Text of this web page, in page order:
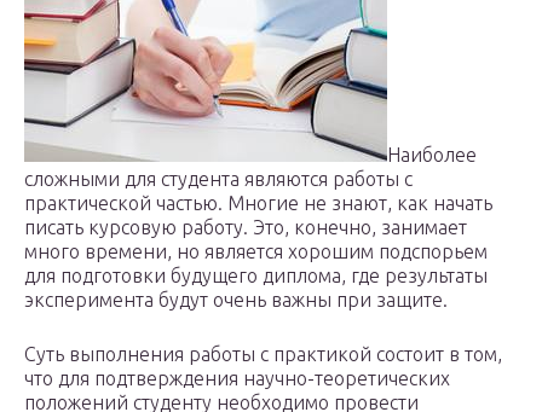
Наиболее
сложными для студента являются работы с
практической частью. Многие не знают, как начать
писать курсовую работу. Это, конечно, занимает
много времени, но является хорошим подспорьем
для подготовки будущего диплома, где результаты
эксперимента будут очень важны при защите.
Суть выполнения работы с практикой состоит в том,
что для подтверждения научно-теоретических
положений студенту необходимо провести